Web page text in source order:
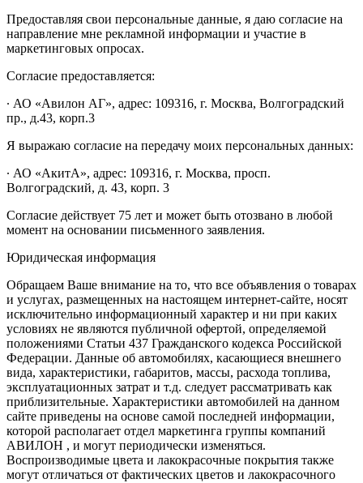
Предоставляя свои персональные данные, я даю согласие на
направление мне рекламной информации и участие в
маркетинговых опросах.
Согласие предоставляется:
∙ АО «Авилон АГ», адрес: 109316, г. Москва, Волгоградский
пр., д.43, корп.3
Я выражаю согласие на передачу моих персональных данных:
∙ АО «АкитА», адрес: 109316, г. Москва, просп.
Волгоградский, д. 43, корп. 3
Согласие действует 75 лет и может быть отозвано в любой
момент на основании письменного заявления.
Юридическая информация
Обращаем Ваше внимание на то, что все объявления о товарах
и услугах, размещенных на настоящем интернет-сайте, носят
исключительно информационный характер и ни при каких
условиях не являются публичной офертой, определяемой
положениями Статьи 437 Гражданского кодекса Российской
Федерации. Данные об автомобилях, касающиеся внешнего
вида, характеристики, габаритов, массы, расхода топлива,
эксплуатационных затрат и т.д. следует рассматривать как
приблизительные. Характеристики автомобилей на данном
сайте приведены на основе самой последней информации,
которой располагает отдел маркетинга группы компаний
АВИЛОН , и могут периодически изменяться.
Воспроизводимые цвета и лакокрасочные покрытия также
могут отличаться от фактических цветов и лакокрасочного